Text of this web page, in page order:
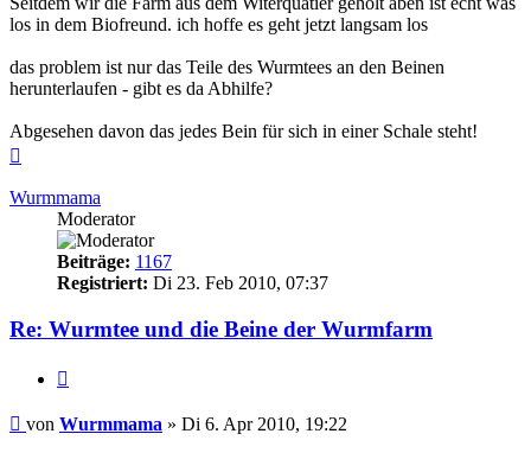
los in dem Biofreund. ich hoffe es geht jetzt langsam los
das problem ist nur das Teile des Wurmtees an den Beinen
herunterlaufen - gibt es da Abhilfe?
Abgesehen davon das jedes Bein für sich in einer Schale steht!
Wurmmama
Moderator
Beiträge: 1167
Registriert: Di 23. Feb 2010, 07:37
Re: Wurmtee und die Beine der Wurmfarm
Beitrag
von Wurmmama » Di 6. Apr 2010, 19:22